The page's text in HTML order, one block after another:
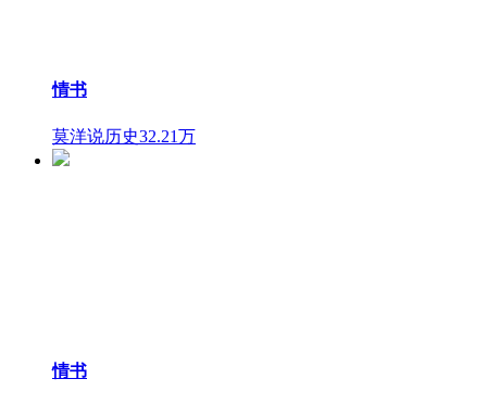
情书
莫洋说历史32.21万
情书